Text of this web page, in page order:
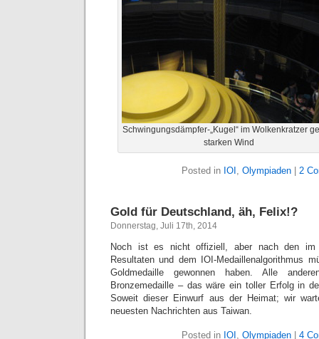
Schwingungsdämpfer-„Kugel“ im Wolkenkratzer
starken Wind
Posted in IOI , Olympiaden 2
Gold für Deutschland, äh, Felix!?
Donnerstag, Juli 17th, 2014
Noch ist es nicht offiziell, aber nach den
Resultaten und dem IOI-Medaillenalgorithmus
Goldmedaille gewonnen haben. Alle
Bronzemedaille – das wäre ein toller Erfolg in
Soweit dieser Einwurf aus der Heimat; wir
neuesten Nachrichten aus Taiwan.
Posted in IOI , Olympiaden 4